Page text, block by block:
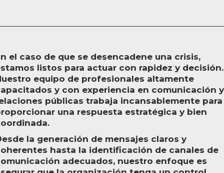
el caso de que se desencadene una crisis,
listos para actuar con rapidez y decisión.
equipo de profesionales altamente
y con experiencia en comunicación y
públicas trabaja incansablemente para
una respuesta estratégica y bien
la generación de mensajes claros y
hasta la identificación de canales de
adecuados, nuestro enfoque es